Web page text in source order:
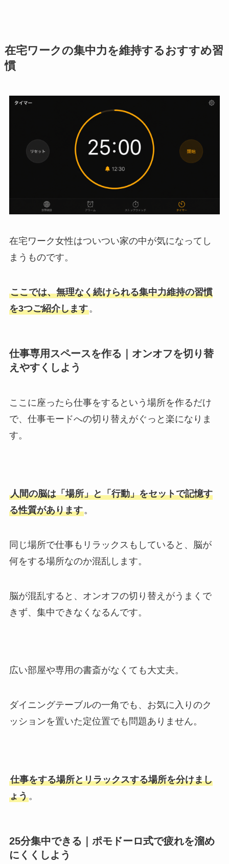
在宅ワークの集中力を維持するおすすめ習
慣
在宅ワーク女性はついつい家の中が気になってし
まうものです。
ここでは、無理なく続けられる集中力維持の習慣
を3つご紹介します。
仕事専用スペースを作る｜オンオフを切り替
えやすくしよう
ここに座ったら仕事をするという場所を作るだけ
で、仕事モードへの切り替えがぐっと楽になりま
す。
人間の脳は「場所」と「行動」をセットで記憶す
る性質があります。
同じ場所で仕事もリラックスもしていると、脳が
何をする場所なのか混乱します。
脳が混乱すると、オンオフの切り替えがうまくで
きず、集中できなくなるんです。
広い部屋や専用の書斎がなくても大丈夫。
ダイニングテーブルの一角でも、お気に入りのク
ッションを置いた定位置でも問題ありません。
仕事をする場所とリラックスする場所を分けまし
ょう。
25分集中できる｜ポモドーロ式で疲れを溜め
にくくしよう